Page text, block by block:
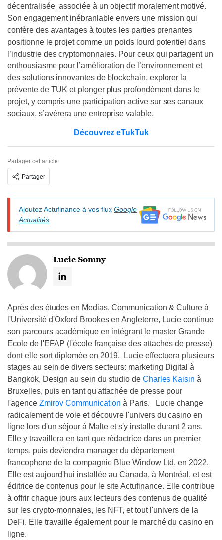
décentralisée, associée à un objectif moralement motivé.
Son engagement inébranlable envers une mission qui
confère des avantages à toutes les parties prenantes
positionne le projet comme un poids lourd potentiel dans
l’industrie des cryptomonnaies. Pour ceux qui partagent un
enthousiasme pour l’amélioration de l’environnement et
des solutions innovantes de blockchain, explorer la
prévente de TUK et plonger plus profondément dans le
projet, y compris une participation active sur ses canaux
sociaux, s’avérera une entreprise valable.
Découvrez eTukTuk
Partager cet article
Partager
Ajoutez Actufinance à vos flux Google
Actualités
Lucie Somny
Après des études en Medias, Communication & Culture à
l'Université d'Oxford Brookes en Angleterre, Lucie continue
son parcours académique en intégrant le master Grande
Ecole de l'EFAP (l'école française des attachés de presse)
dont elle sort diplomée en 2019. Lucie effectuera plusieurs
stages au sein de divers secteurs: marketing Digital à
Bangkok, Design au sein du studio de Charles Kaisin à
Bruxelles, puis en tant qu'attachée de presse pour
l'agence Zmirov Communication à Paris. Lucie change
radicalement de voie et découvre l'univers du casino en
ligne lors d'un séjour à Malte et s'y installe durant 2 ans.
Elle y travaillera en tant que rédactrice dans un premier
temps, puis deviendra manager du département
francophone de la compagnie Blue Window Ltd. en 2022.
Elle est aujourd'hui installée au Canada, à Montréal, et est
éditrice de contenus pour le site Actufinance. Elle contribue
à offrir chaque jours aux lecteurs des contenus de qualité
sur les crypto-monnaies, les NFT, et tout l'univers de la
DeFi. Elle travaille également pour le marché du casino en
ligne.